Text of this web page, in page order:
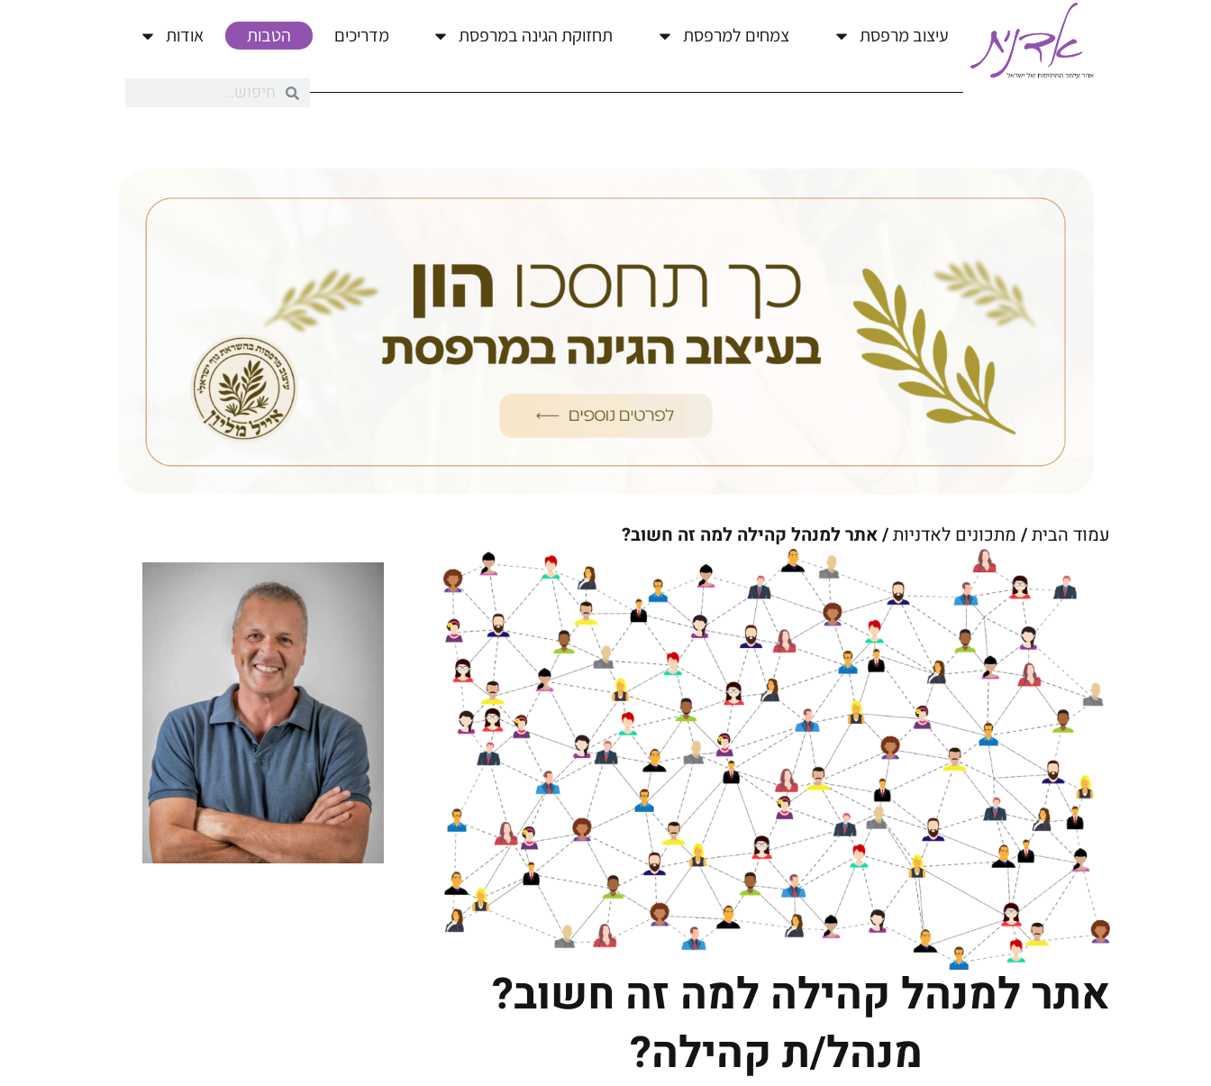
עיצוב מרפסת צמחים למרפסת תחזוקת הגינה במרפסת מדריכים הטבות אודות
עמוד הבית/ מתכונים לאדניות/ אתר למנהל קהילה למה זה חשוב?
אתר למנהל קהילה למה זה חשוב?
מנהל/ת קהילה?